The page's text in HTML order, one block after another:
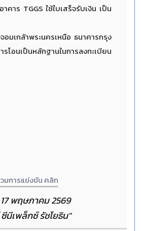
าร TGGS ใช้ใบเสร็จรับเงิน เป็น
มเกล้าพระนครเหนือ ธนาคารกรุง
อนเป็นหลักฐานในการลงทะเบียน
มการแข่งขัน คลิก
พฤษภาคม 2569
นีเพล็กซ์ รัชโยธิน"